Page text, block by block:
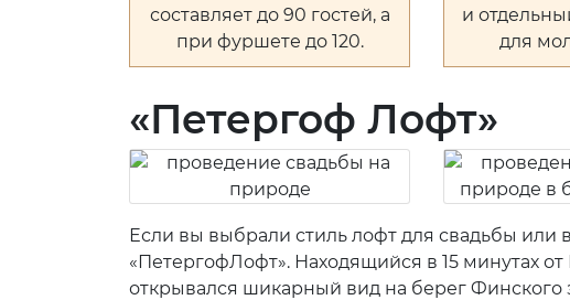
составляет до 90 гостей, а
при фуршете до 120.
и
для
«Петергоф Лофт»
Если вы выбрали стиль лофт для свадьбы или
«ПетергофЛофт». Находящийся в 15 минутах
открывался шикарный вид на берег